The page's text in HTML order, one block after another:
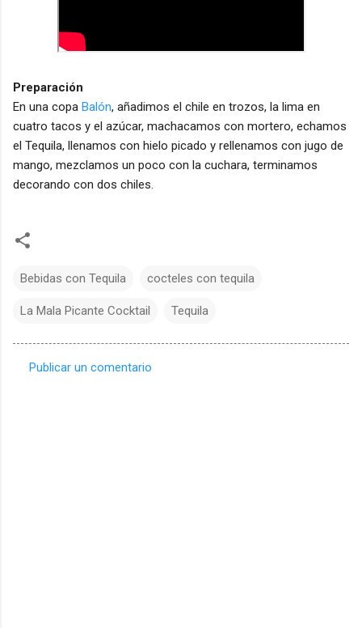
Preparación
En una copa Balón, añadimos el chile en trozos, la lima en
cuatro tacos y el azúcar, machacamos con mortero, echamos
el Tequila, llenamos con hielo picado y rellenamos con jugo de
mango, mezclamos un poco con la cuchara, terminamos
decorando con dos chiles.
Bebidas con Tequila cocteles con tequila
La Mala Picante Cocktail Tequila
Publicar un comentario